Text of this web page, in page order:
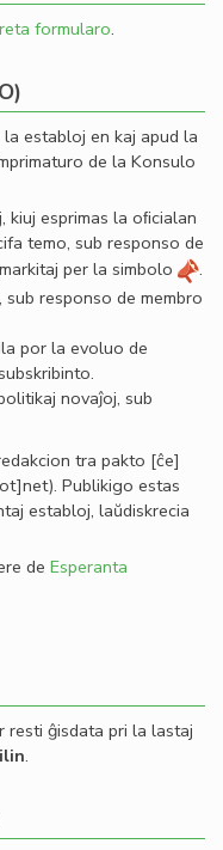
reta formularo.
establoj en kaj apud la
de la Konsulo
kiuj esprimas la oﬁcialan
temo, sub responso de
per la simbolo
.
responso de membro
por la evoluo de
novaĵoj, sub
tra pakto [ĉe]
. Publikigo estas
establoj, laŭdiskrecia
de Esperanta
resti ĝisdata pri la lastaj
.